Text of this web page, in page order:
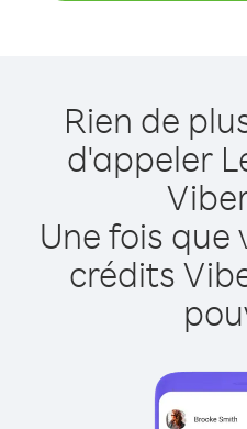
Rien de
d'appeler
Une fois que
crédits